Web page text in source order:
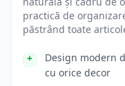
practică de
păstrând toate
Design modern
cu orice decor